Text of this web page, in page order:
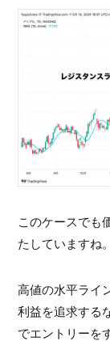
このケースでも
たしていますね。
高値の水平ライ
利益を追求する
でエントリーを